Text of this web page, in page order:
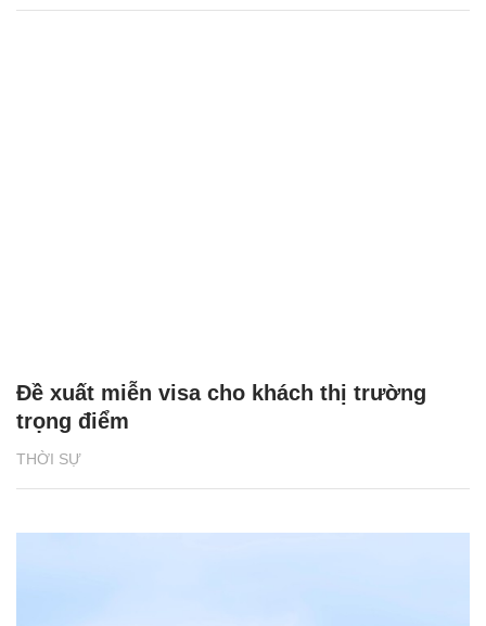
THỜI SỰ
Đề xuất miễn visa cho khách thị trường
trọng điểm